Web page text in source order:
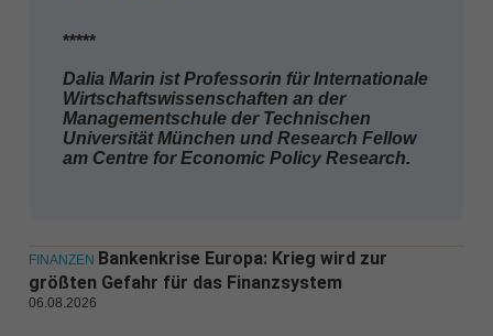
*****
Dalia Marin ist Professorin für Internationale
Wirtschaftswissenschaften an der
Managementschule der Technischen
Universität München und Research Fellow
am Centre for Economic Policy Research.
FINANZEN Bankenkrise Europa: Krieg wird zur
größten Gefahr für das Finanzsystem
06.08.2026